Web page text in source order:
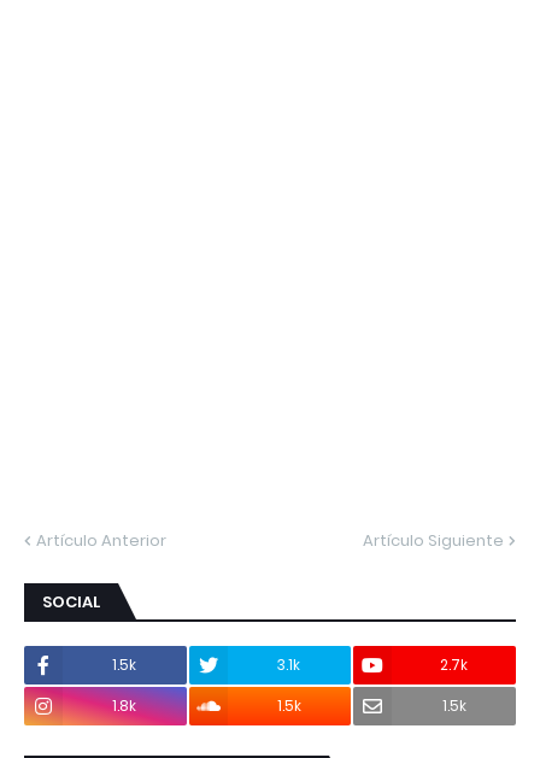
Artículo Anterior Artículo Siguiente
SOCIAL
1.5k 3.1k
2.7k
1.8k
1.5k 1.5k